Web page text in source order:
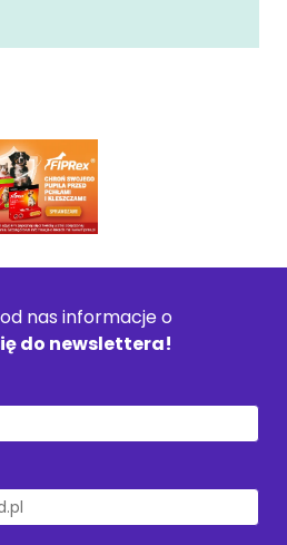
nas informacje o
do newslettera!